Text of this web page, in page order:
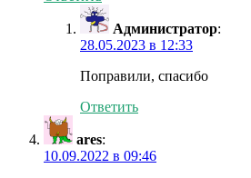
Администратор:
28.05.2023 в 12:33
Поправили, спасибо
Ответить
ares:
10.09.2022 в 09:46